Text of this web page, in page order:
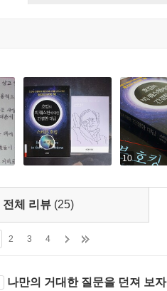
답들을 통해서 독자들은 그의 심
책에서 10개의 빅 퀘스천과 이
은 물론 확실하게 답을 내릴 수
번 생각해볼 수 있도록 이끈다.
10
전체 리뷰 (25)
2 3 4
나만의 거대한 질문을 던져 보